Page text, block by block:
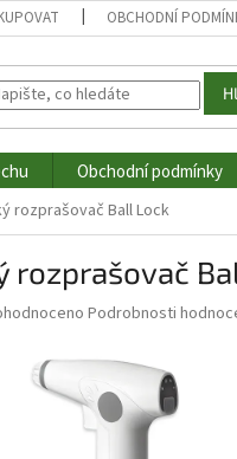
OBCHODNÍ
Obchodní podmínky
rozprašovač Ball Lock
rozprašovač
Podrobnosti